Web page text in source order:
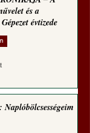
és a
évtizede